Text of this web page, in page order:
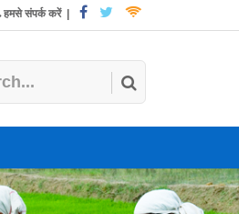
हमसे संपर्क करें|